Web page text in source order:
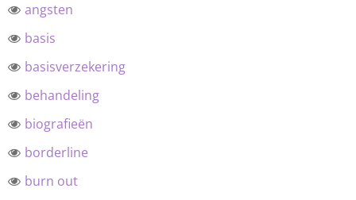
angsten
basis
basisverzekering
behandeling
biografieën
borderline
burn out